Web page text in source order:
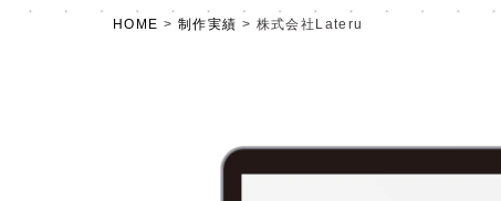
HOME > 制作実績 > 株式会社Lateru